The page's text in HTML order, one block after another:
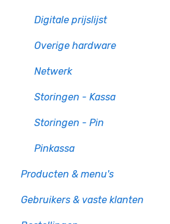
Digitale prijslijst
Overige hardware
Netwerk
Storingen - Kassa
Storingen - Pin
Pinkassa
Producten & menu's
Producten
Gebruikers & vaste klanten